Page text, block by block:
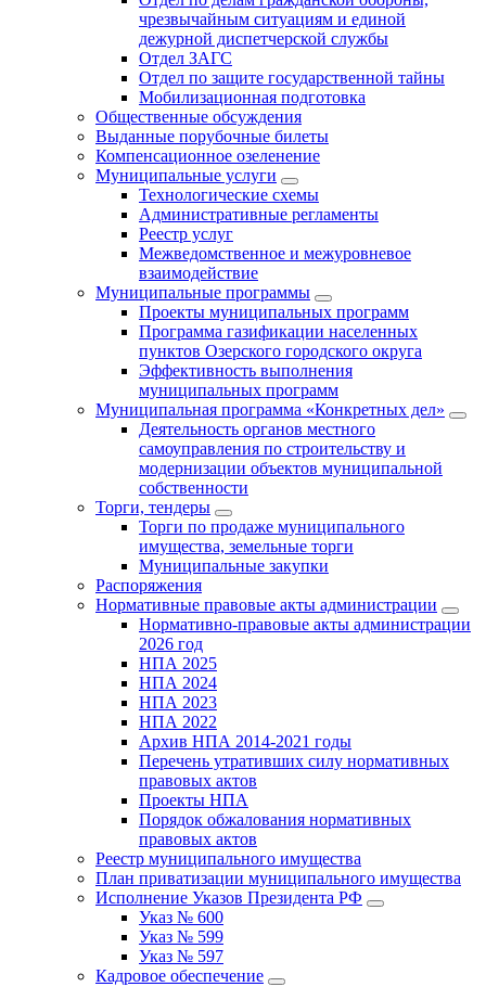
чрезвычайным ситуациям и единой
дежурной диспетчерской службы
Отдел ЗАГС
Отдел по защите государственной тайны
Мобилизационная подготовка
Общественные обсуждения
Выданные порубочные билеты
Компенсационное озеленение
Муниципальные услуги
Технологические схемы
Административные регламенты
Реестр услуг
Межведомственное и межуровневое
взаимодействие
Муниципальные программы
Проекты муниципальных программ
Программа газификации населенных
пунктов Озерского городского округа
Эффективность выполнения
муниципальных программ
Муниципальная программа «Конкретных дел»
Деятельность органов местного
самоуправления по строительству и
модернизации объектов муниципальной
собственности
Торги, тендеры
Торги по продаже муниципального
имущества, земельные торги
Муниципальные закупки
Распоряжения
Нормативные правовые акты администрации
Нормативно-правовые акты администрации
2026 год
НПА 2025
НПА 2024
НПА 2023
НПА 2022
Архив НПА 2014-2021 годы
Перечень утративших силу нормативных
правовых актов
Проекты НПА
Порядок обжалования нормативных
правовых актов
Реестр муниципального имущества
План приватизации муниципального имущества
Исполнение Указов Президента РФ
Указ № 600
Указ № 599
Указ № 597
Кадровое обеспечение